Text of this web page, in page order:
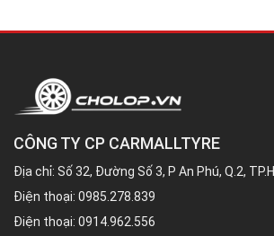
CÔNG TY CP CARMALLTYRE
Địa chỉ: Số 32, Đường Số 3, P An Phú, Q.2,
Điện thoại: 0985.278.839
Điện thoại: 0914.962.556